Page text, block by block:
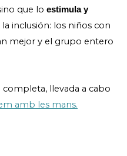
que lo estimula y
inclusión: los niños con
mejor y el grupo entero
llevada a cabo
amb les mans.